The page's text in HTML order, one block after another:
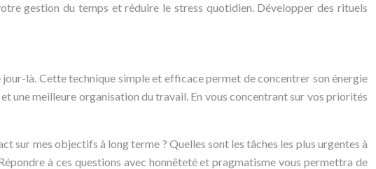
gestion du temps et réduire le stress quotidien. Développer des rituels
là. Cette technique simple et efficace permet de concentrer son énergie
une meilleure organisation du travail. En vous concentrant sur vos priorités
sur mes objectifs à long terme ? Quelles sont les tâches les plus urgentes à
à ces questions avec honnêteté et pragmatisme vous permettra de